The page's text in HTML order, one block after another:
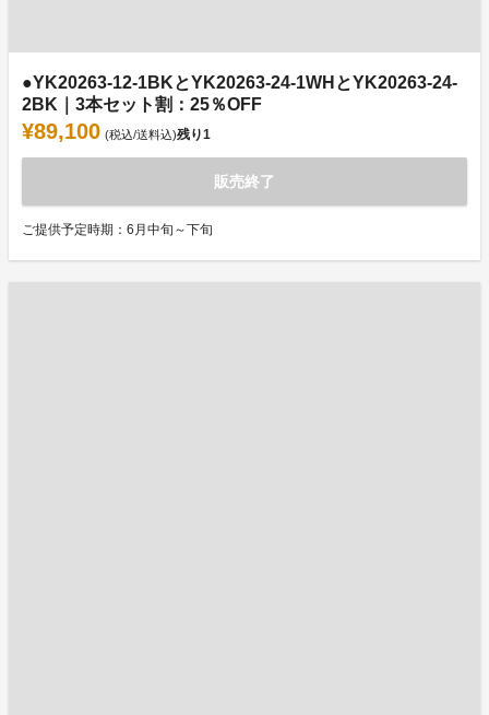
●YK20263-12-1BKとYK20263-24-1WHとYK20263-24-
2BK｜3本セット割：25％OFF
¥89,100 (税込/送料込)残り1
販売終了
ご提供予定時期：6月中旬～下旬